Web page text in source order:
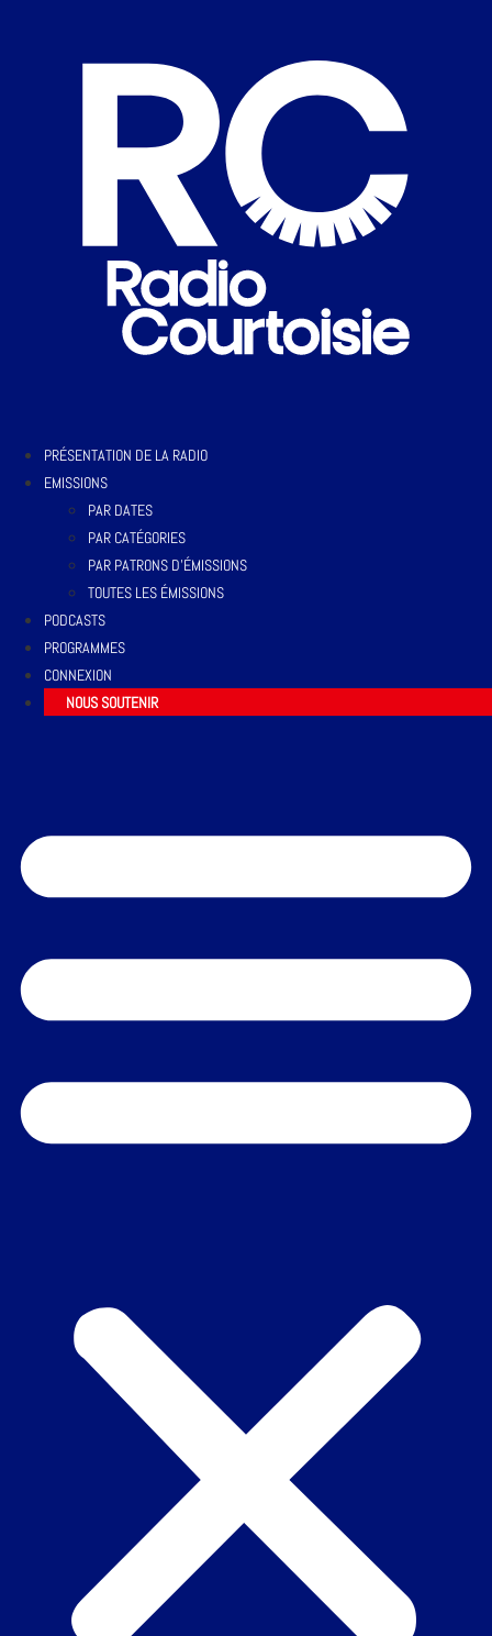
PRÉSENTATION DE LA RADIO
EMISSIONS
PAR DATES
PAR CATÉGORIES
PAR PATRONS D’ÉMISSIONS
TOUTES LES ÉMISSIONS
PODCASTS
PROGRAMMES
CONNEXION
NOUS SOUTENIR